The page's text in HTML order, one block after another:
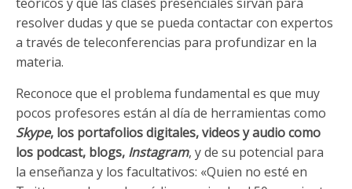
resolver dudas y que se pueda contactar con expertos
a través de teleconferencias para profundizar en la
materia.
Reconoce que el problema fundamental es que muy
pocos profesores están al día de herramientas como
Skype, los portafolios digitales, videos y audio como
los podcast, blogs, Instagram, y de su potencial para
la enseñanza y los facultativos: «Quien no esté en